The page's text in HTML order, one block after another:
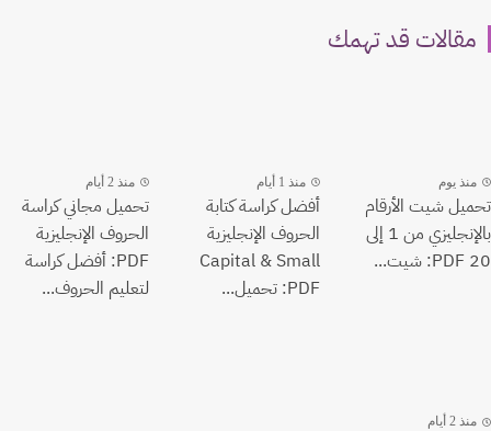
مقالات قد تهمك
منذ يوم
تحميل شيت الأرقام
بالإنجليزي من 1 إلى
20 PDF: شيت...
منذ 1 أيام
أفضل كراسة كتابة
الحروف الإنجليزية
Capital & Small
PDF: تحميل...
منذ 2 أيام
تحميل مجاني كراسة
الحروف الإنجليزية
PDF: أفضل كراسة
لتعليم الحروف...
منذ 2 أيام